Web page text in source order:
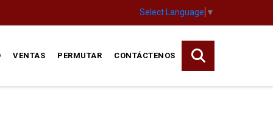
Select Language ▼
VENTAS PERMUTAR CONTÁCTENOS